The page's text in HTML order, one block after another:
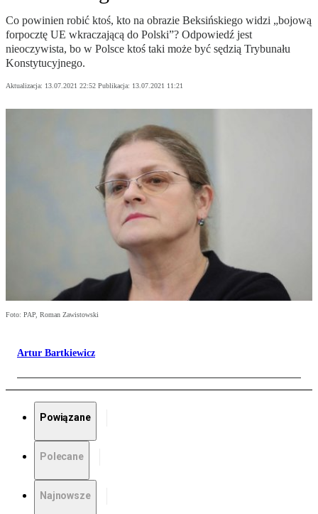
Co powinien robić ktoś, kto na obrazie Beksińskiego widzi „bojową
forpocztę UE wkraczającą do Polski”? Odpowiedź jest
nieoczywista, bo w Polsce ktoś taki może być sędzią Trybunału
Konstytucyjnego.
Aktualizacja: 13.07.2021 22:52 Publikacja: 13.07.2021 11:21
Foto: PAP, Roman Zawistowski
Artur Bartkiewicz
Powiązane
Polecane
Najnowsze